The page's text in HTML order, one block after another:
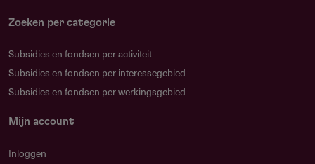
verstrekker met de Fondswervingonline community.
Zoeken per categorie
Subsidies en fondsen per activiteit
Subsidies en fondsen per interessegebied
Subsidies en fondsen per werkingsgebied
Mijn account
Inloggen